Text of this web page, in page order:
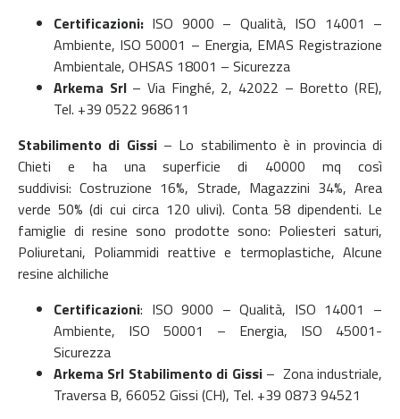
Certificazioni: ISO 9000 – Qualità, ISO 14001 –
Ambiente, ISO 50001 – Energia, EMAS Registrazione
Ambientale, OHSAS 18001 – Sicurezza
Arkema Srl–Via Finghé, 2, 42022 – Boretto (RE),
Tel. +39 0522 968611
Stabilimento di Gissi – Lo stabilimento è in provincia di
Chieti e ha una superficie di 40000 mq così
suddivisi:Costruzione 16%, Strade, Magazzini 34%,Area
verde 50% (di cui circa 120 ulivi). Conta 58 dipendenti. Le
famiglie di resine sono prodotte sono: Poliesteri saturi,
Poliuretani, Poliammidi reattive e termoplastiche,Alcune
resine alchiliche
Certificazioni: ISO 9000 – Qualità, ISO 14001 –
Ambiente, ISO 50001 – Energia, ISO 45001-
Sicurezza
Arkema Srl Stabilimento di Gissi– Zona industriale,
Traversa B, 66052 Gissi (CH), Tel. +39 0873 94521